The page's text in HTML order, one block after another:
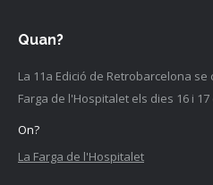
Quan?
La 11a Edició de Retrobarcelona
Farga de l'Hospitalet els dies 16 i
On?
La Farga de l'Hospitalet